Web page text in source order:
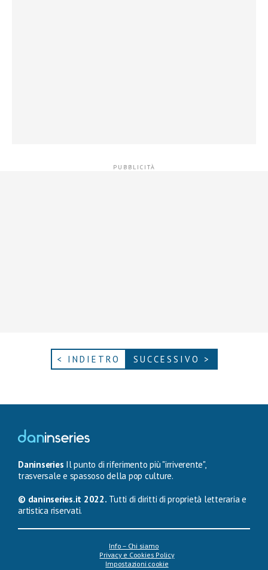
< INDIETRO SUCCESSIVO >
Daninseries Il punto di riferimento più "irriverente",
trasversale e spassoso della pop culture.
© daninseries.it 2022. Tutti di diritti di proprietà letteraria e
artistica riservati.
Info – Chi siamo
Privacy e Cookies Policy
Impostazioni cookie